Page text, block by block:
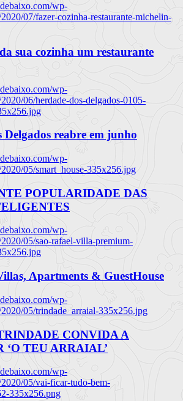
wp-
07/fazer-cozinha-restaurante-michelin-
sua cozinha um restaurante
wp-
06/herdade-dos-delgados-0105-
Delgados reabre em junho
wp-
05/smart_house-335x256.jpg
POPULARIDADE DAS
wp-
05/sao-rafael-villa-premium-
Apartments & GuestHouse
wp-
05/trindade_arraial-335x256.jpg
CONVIDA A
‘O TEU ARRAIAL’
wp-
05/vai-ficar-tudo-bem-
335x256.png